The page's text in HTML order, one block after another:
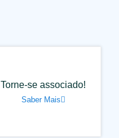
Torne-se associado!
Saber Mais